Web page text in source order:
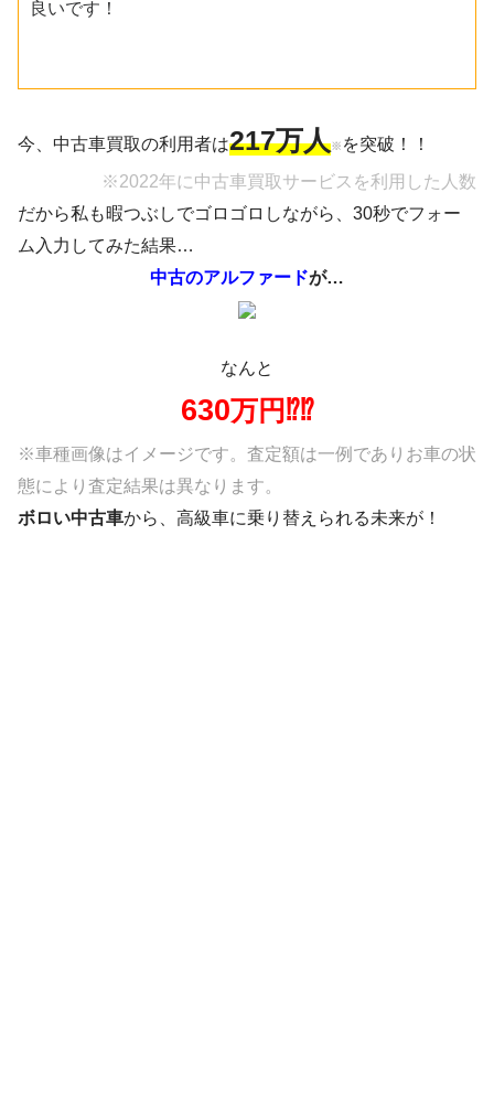
良いです！
今、中古車買取の利用者は217万人※ を突破！！
※2022年に中古車買取サービスを利用した人数
だから私も暇つぶしでゴロゴロしながら、30秒でフォー
ム入力してみた結果…
中古のアルファードが…
なんと
630万円⁉⁉
※車種画像はイメージです。査定額は一例でありお車の状
態により査定結果は異なります。
ボロい中古車から、高級車に乗り替えられる未来が！